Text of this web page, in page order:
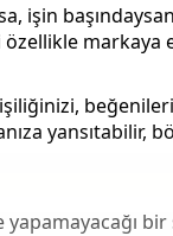
işin
markaya
yansıtabilir,